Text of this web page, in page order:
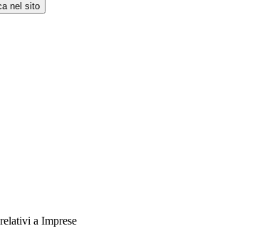
nel sito
a Imprese